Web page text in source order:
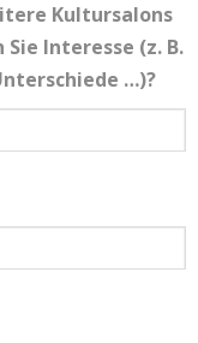
Kultursalons
Interesse (z. B.
…)?